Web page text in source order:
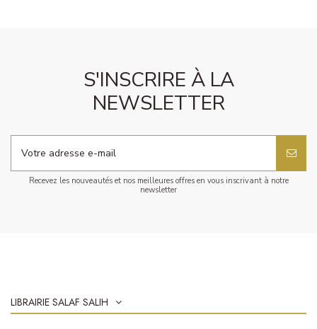
S'INSCRIRE À LA
NEWSLETTER
Recevez les nouveautés et nos meilleures offres en vous inscrivant à notre
newsletter
LIBRAIRIE SALAF SALIH